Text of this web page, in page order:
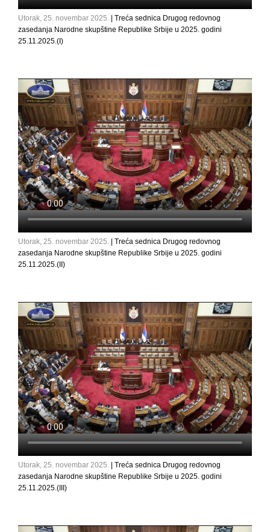
Utorak, 25. novembar 2025.
| Treća sednica Drugog redovnog
zasedanja Narodne skupštine Republike Srbije u 2025. godini
25.11.2025.(I)
Utorak, 25. novembar 2025.
| Treća sednica Drugog redovnog
zasedanja Narodne skupštine Republike Srbije u 2025. godini
25.11.2025.(II)
Utorak, 25. novembar 2025.
| Treća sednica Drugog redovnog
zasedanja Narodne skupštine Republike Srbije u 2025. godini
25.11.2025.(III)